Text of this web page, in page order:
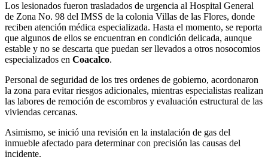
Los lesionados fueron trasladados de urgencia al Hospital General
de Zona No. 98 del IMSS de la colonia Villas de las Flores, donde
reciben atención médica especializada. Hasta el momento, se reporta
que algunos de ellos se encuentran en condición delicada, aunque
estable y no se descarta que puedan ser llevados a otros nosocomios
especializados en Coacalco.
Personal de seguridad de los tres ordenes de gobierno, acordonaron
la zona para evitar riesgos adicionales, mientras especialistas realizan
las labores de remoción de escombros y evaluación estructural de las
viviendas cercanas.
Asimismo, se inició una revisión en la instalación de gas del
inmueble afectado para determinar con precisión las causas del
incidente.